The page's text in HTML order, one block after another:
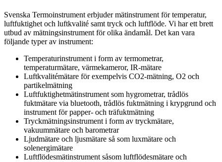
Svenska Termoinstrument erbjuder mätinstrument för temperatur,
luftfuktighet och luftkvalité samt tryck och luftflöde. Vi har ett brett
utbud av mätningsinstrument för olika ändamål. Det kan vara
följande typer av instrument:
Temperaturinstrument i form av termometrar,
temperaturmätare, värmekameror, IR-mätare
Luftkvalitémätare för exempelvis CO2-mätning, O2 och
partikelmätning
Luftfuktighetmätinstrument som hygrometrar, trådlös
fuktmätare via bluetooth, trådlös fuktmätning i krypgrund och
instrument för papper- och träfuktmätning
Tryckmätningsinstrument i form av tryckmätare,
vakuummätare och barometrar
Ljudmätare och ljusmätare så som luxmätare och
solenergimätare
Luftflödesmätinstrument såsom luftflödesmätare och